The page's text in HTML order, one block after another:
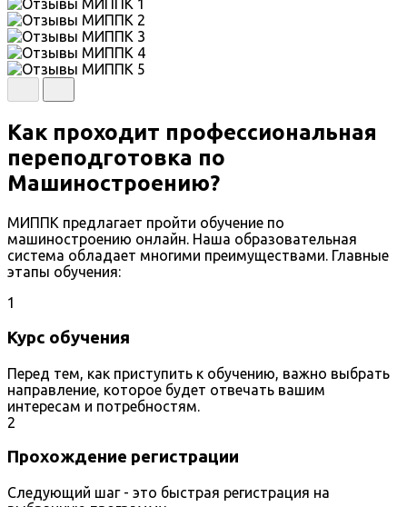
Как проходит профессиональная
переподготовка по
Машиностроению?
МИППК предлагает пройти обучение по
машиностроению онлайн. Наша образовательная
система обладает многими преимуществами. Главные
этапы обучения:
1
Курс обучения
Перед тем, как приступить к обучению, важно выбрать
направление, которое будет отвечать вашим
интересам и потребностям.
2
Прохождение регистрации
Следующий шаг - это быстрая регистрация на